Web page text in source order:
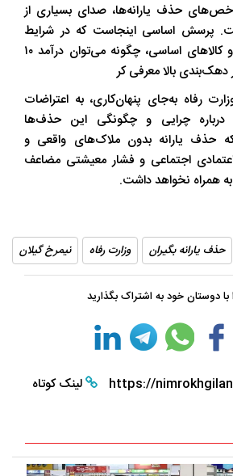
حذف یارانه‌ها، صدای بسیاری از
پرسش اساسی اینجاست که در شرایط
جهش روزانه نرخ ارز و کالاهای اساسی، چگونه می‌توان درآمد ۱۰
دهک‌بندی بالا معرفی کر
رفاه به‌جای پنهان‌کاری، به اعتراضات
چرایی و چگونگی این حذف‌ها
حذف یارانه بدون ملاک‌های واقعی و
اجتماعی و فشار معیشتی مضاعف
به همراه نخواهد داشت.
حذف یارانه بگیران وزارت رفاه نیمرخ گیلان
با دوستان خود به اشتراک بگذارید
https:// لینک کوتاه